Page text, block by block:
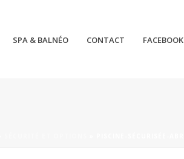
SPA & BALNÉO CONTACT FACEBOOK